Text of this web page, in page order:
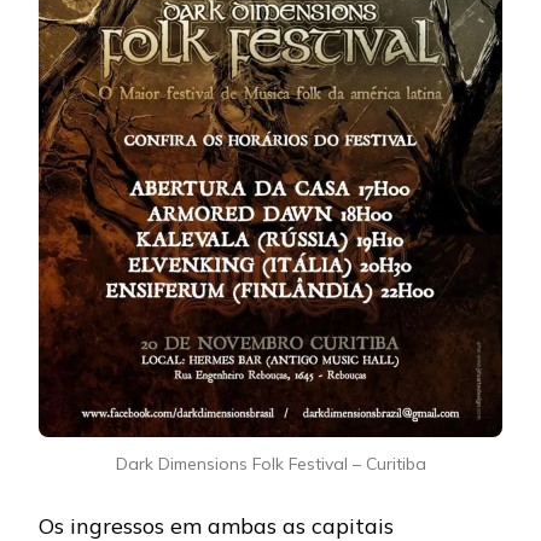
Dark Dimensions Folk Festival – Curitiba
Os ingressos em ambas as capitais